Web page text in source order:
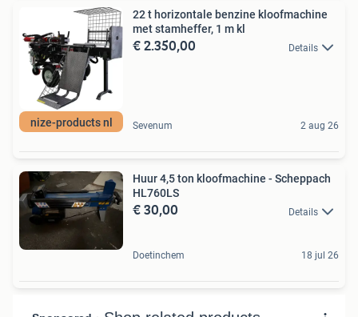
nize-products nl
22 t horizontale benzine kloofmachine
met stamheffer, 1 m kl
€ 2.350,00 Details
Sevenum 2 aug 26
Huur 4,5 ton kloofmachine - Scheppach
HL760LS
€ 30,00 Details
Doetinchem 18 jul 26